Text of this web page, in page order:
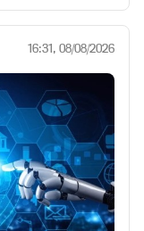
16:31, 08/08/2026